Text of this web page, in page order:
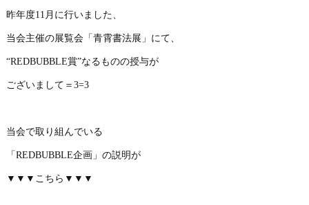
昨年度11月に行いました、
当会主催の展覧会「青霄書法展」にて、
“REDBUBBLE賞”なるものの授与が
ございまして＝3=3
当会で取り組んでいる
「REDBUBBLE企画」の説明が
▼▼▼こちら▼▼▼